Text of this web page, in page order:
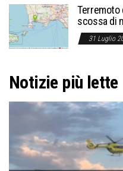
Terremoto
scossa di
31 Luglio
Notizie più lette